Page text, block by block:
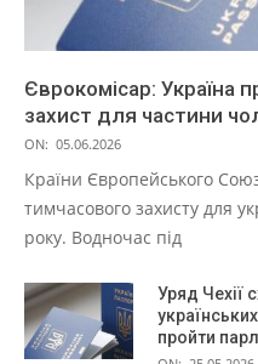
Єврокомісар: Україна
захист для частини
ON: 05.06.2026
Країни Європейського
тимчасового захисту для
року. Водночас під
Уряд Чехії
пройти